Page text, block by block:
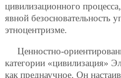
цивилизационного
явной безосновательность
этноцентризме.
Ценностно-
категории «цивилизация»
как преднаучное. Он